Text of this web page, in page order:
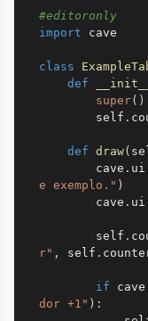
#editoronly
import cave
class
def
__init__
super( )
        self
.
def draw(
        cave
. ui
e exemplo." )
        cave
. ui
        self
.
r" , self .
if cave
dor +1" ) :